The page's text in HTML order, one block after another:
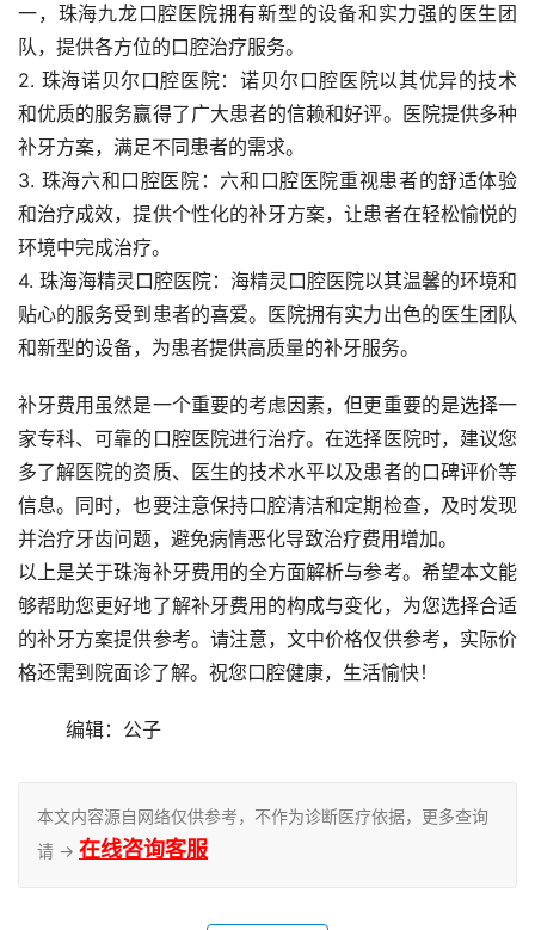
一，珠海九龙口腔医院拥有新型的设备和实力强的医生团
队，提供各方位的口腔治疗服务。
2. 珠海诺贝尔口腔医院：诺贝尔口腔医院以其优异的技术
和优质的服务赢得了广大患者的信赖和好评。医院提供多种
补牙方案，满足不同患者的需求。
3. 珠海六和口腔医院：六和口腔医院重视患者的舒适体验
和治疗成效，提供个性化的补牙方案，让患者在轻松愉悦的
环境中完成治疗。
4. 珠海海精灵口腔医院：海精灵口腔医院以其温馨的环境和
贴心的服务受到患者的喜爱。医院拥有实力出色的医生团队
和新型的设备，为患者提供高质量的补牙服务。
补牙费用虽然是一个重要的考虑因素，但更重要的是选择一
家专科、可靠的口腔医院进行治疗。在选择医院时，建议您
多了解医院的资质、医生的技术水平以及患者的口碑评价等
信息。同时，也要注意保持口腔清洁和定期检查，及时发现
并治疗牙齿问题，避免病情恶化导致治疗费用增加。
以上是关于珠海补牙费用的全方面解析与参考。希望本文能
够帮助您更好地了解补牙费用的构成与变化，为您选择合适
的补牙方案提供参考。请注意，文中价格仅供参考，实际价
格还需到院面诊了解。祝您口腔健康，生活愉快！
	编辑：公子
本文内容源自网络仅供参考，不作为诊断医疗依据，更多查询
请 → 在线咨询客服